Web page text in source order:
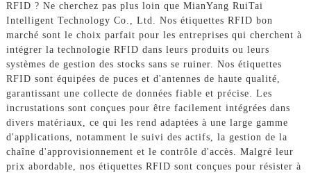
RFID ? Ne cherchez pas plus loin que MianYang RuiTai
Intelligent Technology Co., Ltd. Nos étiquettes RFID bon
marché sont le choix parfait pour les entreprises qui cherchent à
intégrer la technologie RFID dans leurs produits ou leurs
systèmes de gestion des stocks sans se ruiner. Nos étiquettes
RFID sont équipées de puces et d'antennes de haute qualité,
garantissant une collecte de données fiable et précise. Les
incrustations sont conçues pour être facilement intégrées dans
divers matériaux, ce qui les rend adaptées à une large gamme
d'applications, notamment le suivi des actifs, la gestion de la
chaîne d'approvisionnement et le contrôle d'accès. Malgré leur
prix abordable, nos étiquettes RFID sont conçues pour résister à